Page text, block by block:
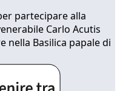
partecipare alla
Carlo Acutis
nella Basilica papale di